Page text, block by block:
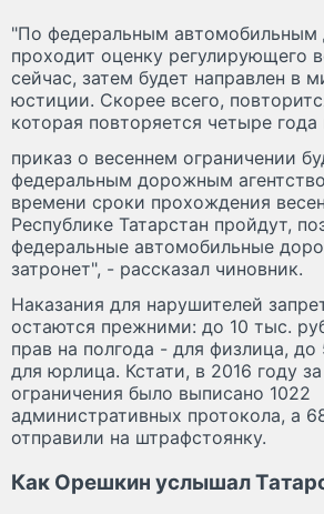
"По федеральным автомобильным
проходит оценку регулирующего
сейчас, затем будет направлен в
юстиции. Скорее всего,
которая повторяется четыре
приказ о весеннем ограничении
федеральным дорожным
времени сроки прохождения
Республике Татарстан пройдут,
федеральные автомобильные
затронет", - рассказал чиновник.
Наказания для нарушителей
остаются прежними: до 10 тыс.
прав на полгода - для физлица,
для юрлица. Кстати, в 2016 году
ограничения было выписано 1022
административных протокола, а
отправили на штрафстоянку.
Как Орешкин услышал